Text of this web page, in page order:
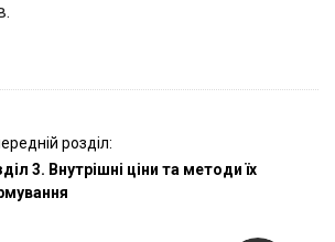
розділ:
3. Внутрішні ціни та методи їх